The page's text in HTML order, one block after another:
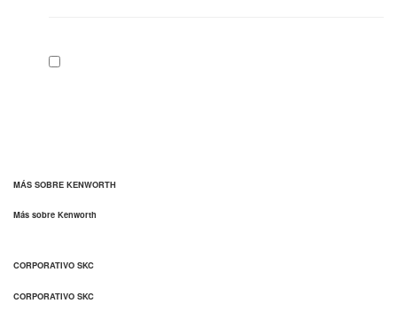
MÁS SOBRE KENWORTH
Más sobre Kenworth
CORPORATIVO SKC
CORPORATIVO SKC